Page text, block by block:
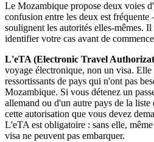
Le Mozambique propose deux voies
confusion entre les deux est
soulignent les autorités elles-mêmes.
identifier votre cas avant de
L'eTA (Electronic Travel
voyage électronique, non un visa. Elle
ressortissants de pays qui n'ont pas
Mozambique. Si vous détenez un
allemand ou d'un autre pays de la liste
cette autorisation que vous devez
L'eTA est obligatoire : sans elle,
visa ne peuvent pas embarquer.